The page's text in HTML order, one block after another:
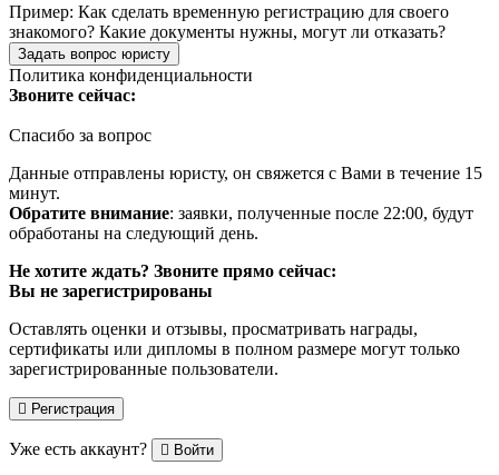
Пример: Как сделать временную регистрацию для своего
знакомого? Какие документы нужны, могут ли отказать?
Задать вопрос юристу
Политика конфиденциальности
Звоните сейчас:
Спасибо за вопрос
Данные отправлены юристу, он свяжется с Вами в течение 15
минут.
Обратите внимание: заявки, полученные после 22:00, будут
обработаны на следующий день.
Не хотите ждать? Звоните прямо сейчас:
Вы не зарегистрированы
Оставлять оценки и отзывы, просматривать награды,
сертификаты или дипломы в полном размере могут только
зарегистрированные пользователи.
Регистрация
Уже есть аккаунт? Войти